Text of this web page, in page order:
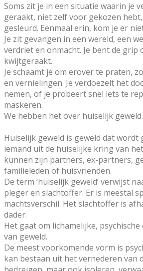
Soms zit je in een situatie waarin je
geraakt, niet zelf voor gekozen
gesleurd. Eenmaal erin, kom je er
Je zit gevangen in een wereld, een
verdriet en onmacht. Je bent de grip
kwijtgeraakt.
Je schaamt je om erover te praten,
en vernielingen. Je verdoezelt het
nemen, of je probeert snel iets te
maskeren.
We hebben het over huiselijk geweld.
Huiselijk geweld is geweld dat wordt
iemand uit de huiselijke kring van
kunnen zijn partners, ex-partners,
familieleden of huisvrienden.
De term ‘huiselijk geweld’ verwijst
pleger en slachtoffer. Er is meestal
machtsverschil. Het slachtoffer is
dader.
Het gaat om lichamelijke,
van geweld.
De meest voorkomende vorm is
kan bestaan uit het vernederen van